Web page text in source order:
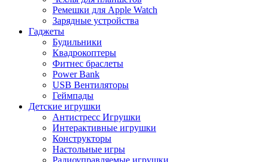
Ремешки для Apple Watch
Зарядные устройства
Гаджеты
Будильники
Квадрокоптеры
Фитнес браслеты
Power Bank
USB Вентиляторы
Геймпады
Детские игрушки
Антистресс Игрушки
Интерактивные игрушки
Конструкторы
Настольные игры